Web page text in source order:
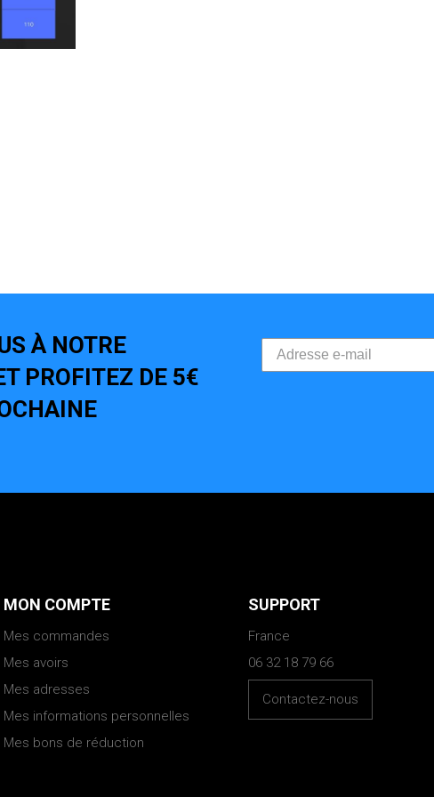
À NOTRE
PROFITEZ DE 5€
MON COMPTE
Mes commandes
Mes avoirs
Mes adresses
Mes informations personnelles
Mes bons de réduction
SUPPORT
France
06 32 18 79 66
Contactez-nous